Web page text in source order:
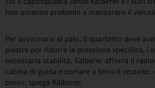
non avranno problemi a manovrare il
Per avvicinarsi al palo, il quartetto deve
piastre per ridurre la pressione specifica, i
necessaria stabilità. Kälberer afferra il
cabina di guida e portare a terra il
peso», spiega Kälberer.